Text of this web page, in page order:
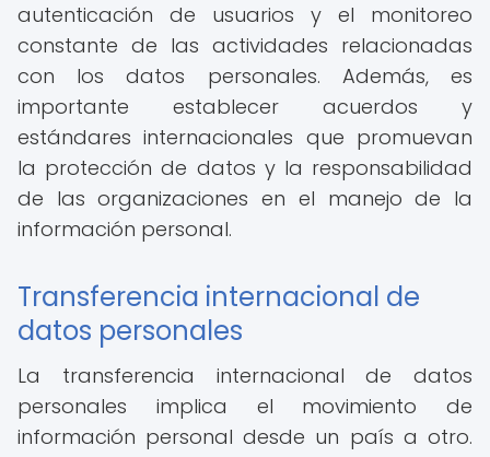
autenticación de usuarios y el monitoreo
constante de las actividades relacionadas
con los datos personales. Además, es
importante establecer acuerdos y
estándares internacionales que promuevan
la protección de datos y la responsabilidad
de las organizaciones en el manejo de la
información personal.
Transferencia internacional de
datos personales
La transferencia internacional de datos
personales implica el movimiento de
información personal desde un país a otro.